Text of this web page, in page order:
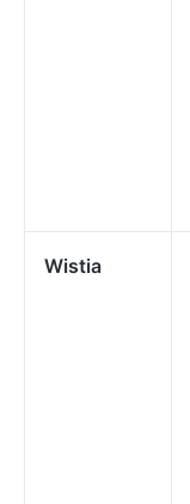
Wistia